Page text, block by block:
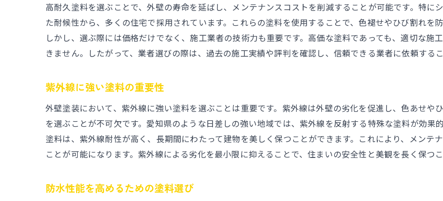
長期的な視点で考えるメンテナンス計画
高耐久塗料を選ぶことで、外壁の寿命を延ばし、メンテナンスコストを削減することが可能です。特に
た耐候性から、多くの住宅で採用されています。これらの塗料を使用することで、色褪せやひび割れを
しかし、選ぶ際には価格だけでなく、施工業者の技術力も重要です。高価な塗料であっても、適切な施
きません。したがって、業者選びの際は、過去の施工実績や評判を確認し、信頼できる業者に依頼する
紫外線に強い塗料の重要性
外壁塗装において、紫外線に強い塗料を選ぶことは重要です。紫外線は外壁の劣化を促進し、色あせや
を選ぶことが不可欠です。愛知県のような日差しの強い地域では、紫外線を反射する特殊な塗料が効果
塗料は、紫外線耐性が高く、長期間にわたって建物を美しく保つことができます。これにより、メンテ
ことが可能になります。紫外線による劣化を最小限に抑えることで、住まいの安全性と美観を長く保つ
防水性能を高めるための塗料選び